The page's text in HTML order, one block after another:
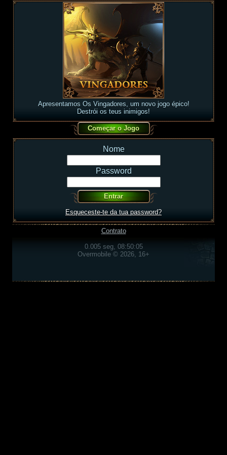
Apresentamos Os Vingadores, um novo jogo épico!
Destrói os teus inimigos!
Nome
Password
Esqueceste-te da tua password?
Contrato
0.005 seg, 08:50:05
Overmobile © 2026, 16+